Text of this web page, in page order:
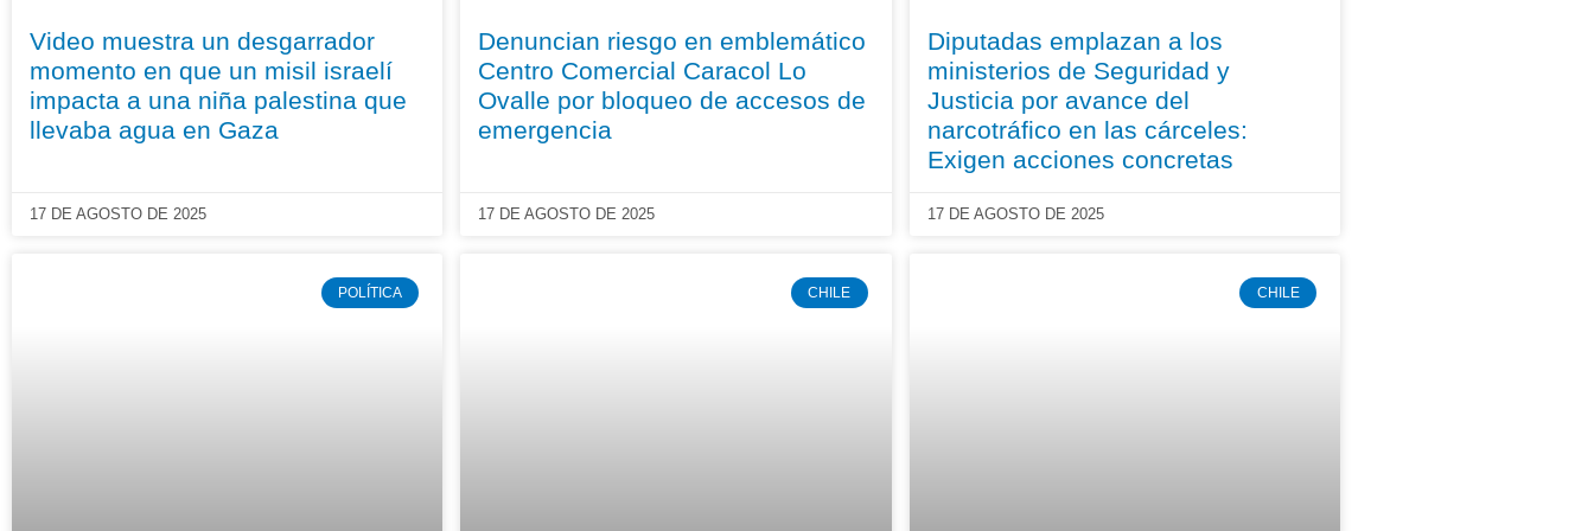
Video muestra un desgarrador
momento en que un misil israelí
impacta a una niña palestina que
llevaba agua en Gaza
17 DE AGOSTO DE 2025
Denuncian riesgo en emblemático
Centro Comercial Caracol Lo
Ovalle por bloqueo de accesos de
emergencia
17 DE AGOSTO DE 2025
Diputadas emplazan a los
ministerios de Seguridad y
Justicia por avance del
narcotráfico en las cárceles:
Exigen acciones concretas
17 DE AGOSTO DE 2025
POLÍTICA CHILE CHILE